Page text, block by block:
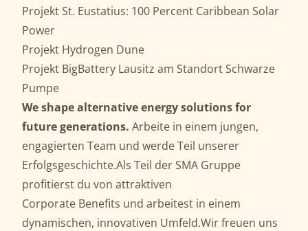
ProjektSt. Eustatius: 100 Percent Caribbean Solar
Power
Projekt Hydrogen Dune
Projekt BigBattery Lausitz am Standort Schwarze
Pumpe
We shape alternative energy solutions for
future generations. Arbeite in einem jungen,
engagierten Team und werde Teil unserer
Erfolgsgeschichte.Als Teil der SMA Gruppe
profitierst du von attraktiven
Corporate Benefits und arbeitest in einem
dynamischen, innovativen Umfeld.Wir freuen uns